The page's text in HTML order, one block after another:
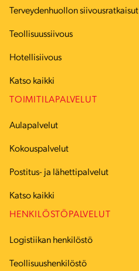
Terveydenhuollon siivousratkaisut
Teollisuussiivous
Hotellisiivous
Katso kaikki
TOIMITILAPALVELUT
Aulapalvelut
Kokouspalvelut
Postitus- ja lähettipalvelut
Katso kaikki
HENKILÖSTÖPALVELUT
Logistiikan henkilöstö
Teollisuushenkilöstö